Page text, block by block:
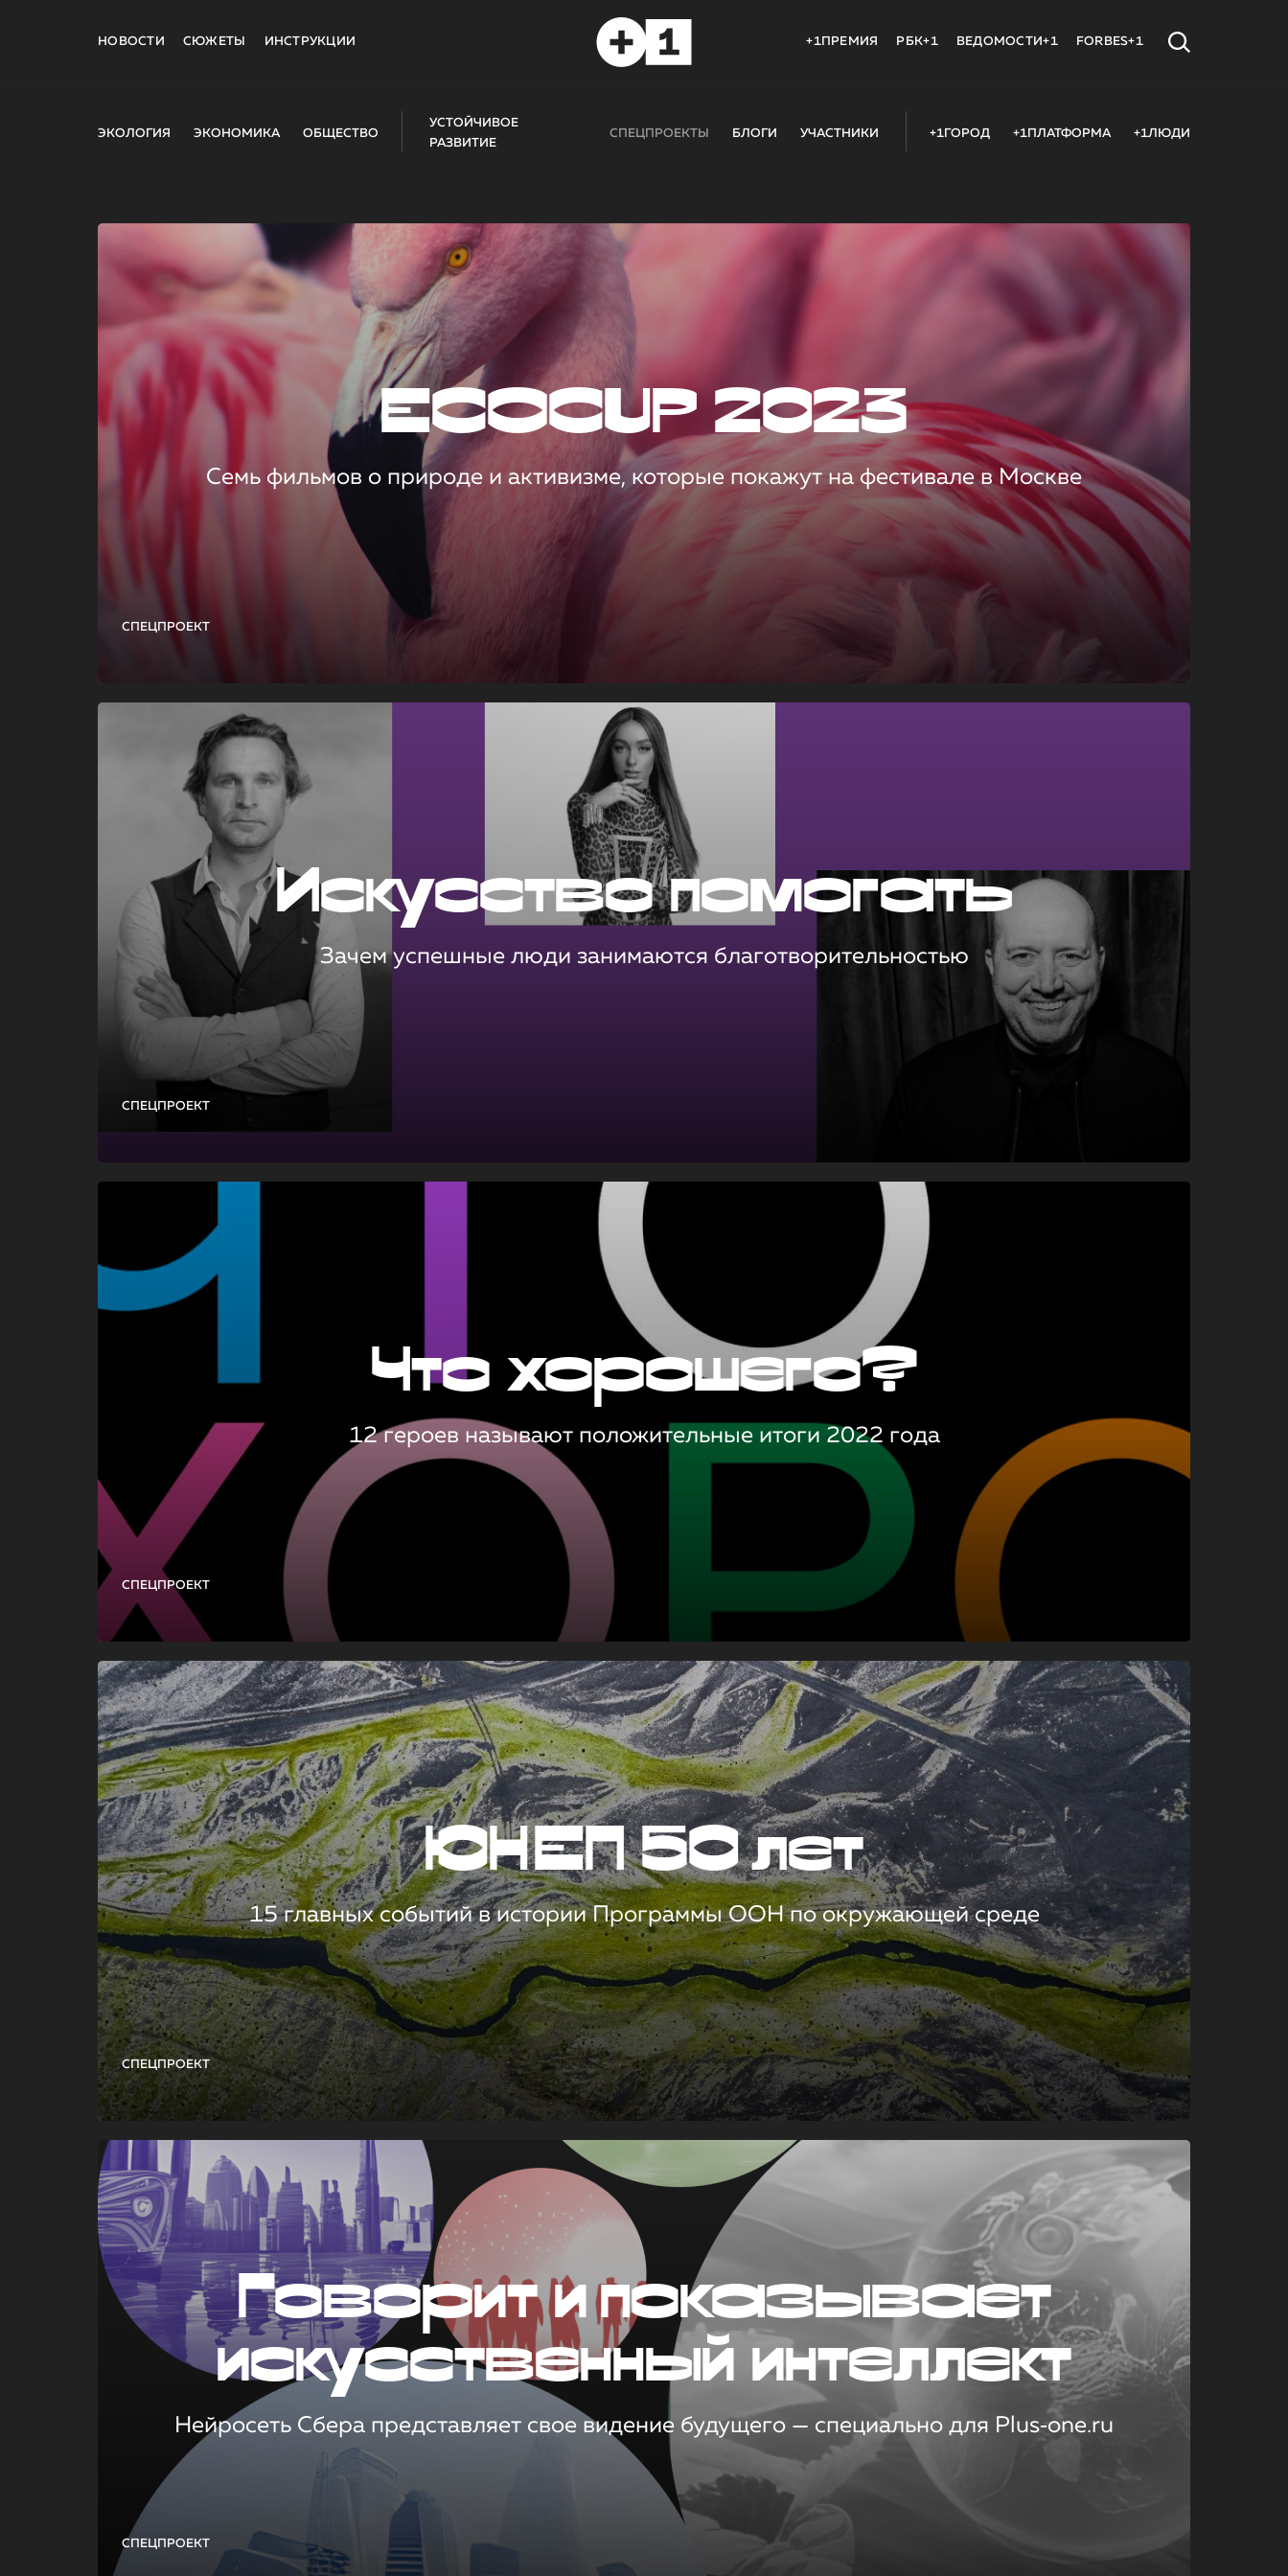
НОВОСТИ СЮЖЕТЫ ИНСТРУКЦИИ +1ПРЕМИЯ РБК+1 ВЕДОМОСТИ+1 FORBES+1
ЭКОЛОГИЯ ЭКОНОМИКА ОБЩЕСТВО
УСТОЙЧИВОЕ
РАЗВИТИЕ
СПЕЦПРОЕКТЫ БЛОГИ УЧАСТНИКИ +1ГОРОД +1ПЛАТФОРМА +1ЛЮДИ
СПЕЦПРОЕКТ
ECOCUP 2023
Семь фильмов о природе и активизме, которые покажут на фестивале в Москве
СПЕЦПРОЕКТ
Искусство помогать
Зачем успешные люди занимаются благотворительностью
СПЕЦПРОЕКТ
Что хорошего?
12 героев называют положительные итоги 2022 года
СПЕЦПРОЕКТ
ЮНЕП 50 лет
15 главных событий в истории Программы ООН по окружающей среде
СПЕЦПРОЕКТ
Говорит и показывает
искусственный интеллект
Нейросеть Сбера представляет свое видение будущего — специально для Plus‑one.ru